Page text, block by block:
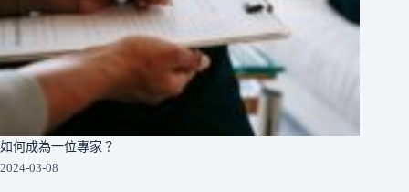
如何成為一位專家？
2024-03-08